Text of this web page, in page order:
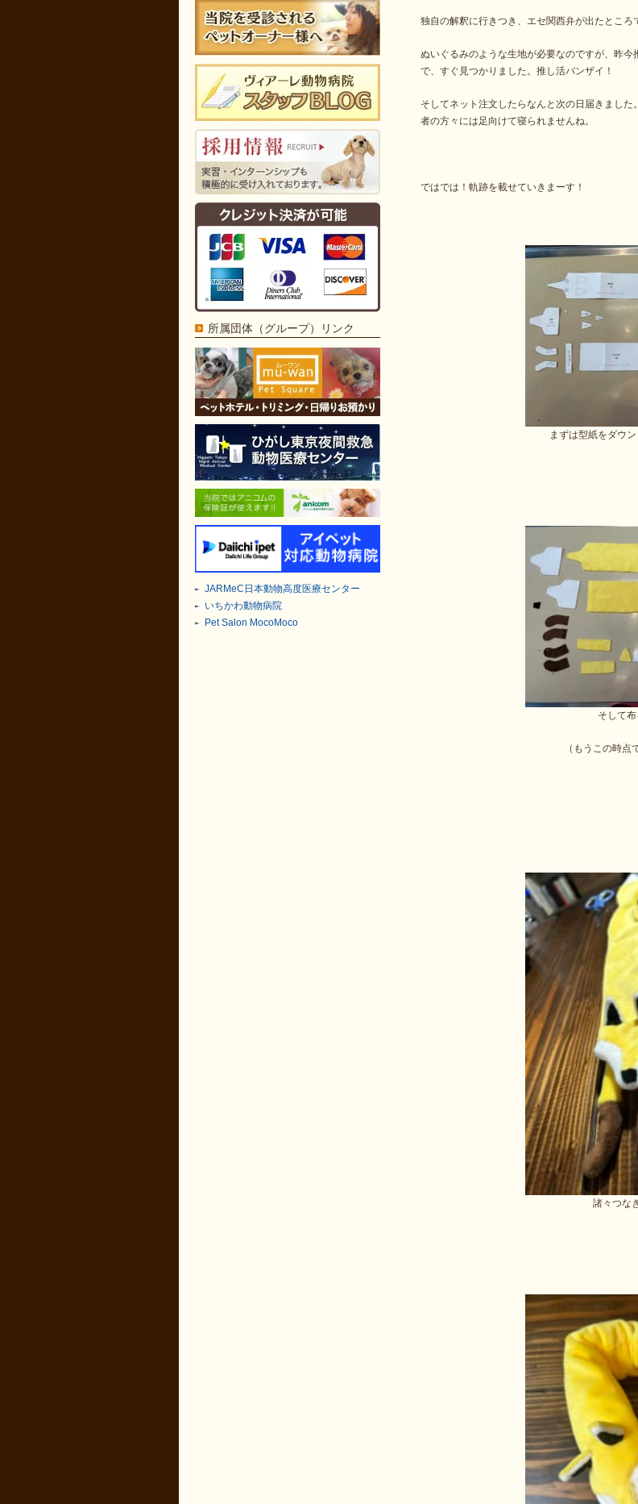
独自の解釈に行きつき、エセ関西弁が出たところ
ぬいぐるみのような生地が必要なのですが、昨
で、すぐ見つかりました。推し活バンザイ！
そしてネット注文したらなんと次の日届きまし
者の方々には足向けて寝られませんね。
ではでは！軌跡を載せていきまーす！
まずは型紙をダウ
そして
（もうこの時点
諸々つな
所属団体（グループ）リンク
JARMeC日本動物高度医療センター
いちかわ動物病院
Pet Salon MocoMoco